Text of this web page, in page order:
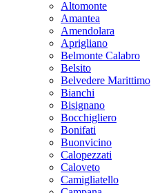
Altomonte
Amantea
Amendolara
Aprigliano
Belmonte Calabro
Belsito
Belvedere Marittimo
Bianchi
Bisignano
Bocchigliero
Bonifati
Buonvicino
Calopezzati
Caloveto
Camigliatello